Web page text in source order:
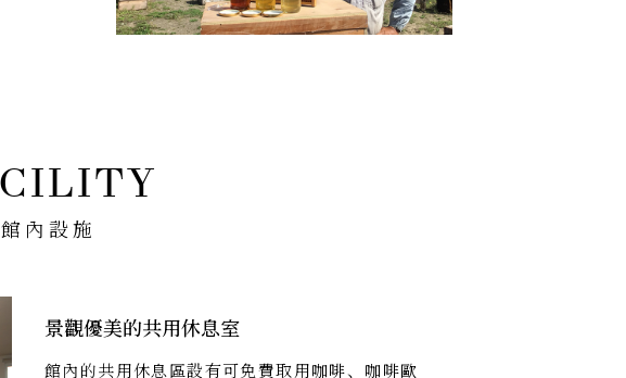
館內設施
景觀優美的共用休息室
館內的共用休息區設有可免費取用咖啡、咖啡歐